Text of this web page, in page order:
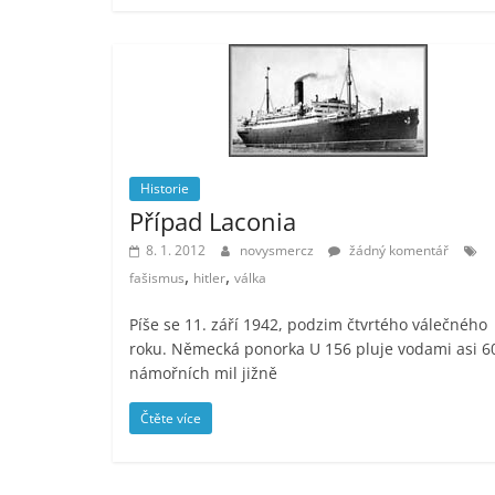
Historie
Případ Laconia
8. 1. 2012 novysmercz
žádný komentář
fašismus, hitler, válka
Píše se 11. září 1942, podzim čtvrtého válečného
roku. Německá ponorka U 156 pluje vodami asi
námořních mil jižně
Čtěte více